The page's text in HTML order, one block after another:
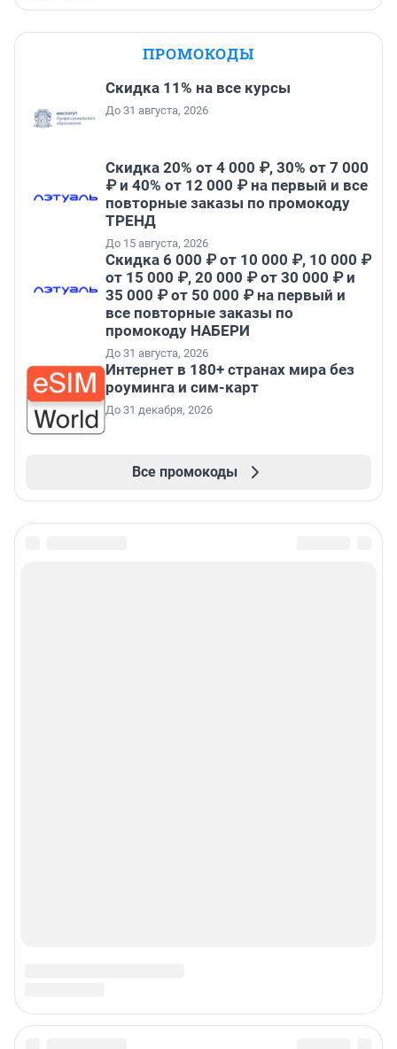
ПРОМОКОДЫ
Скидка 11% на все курсы
До 31 августа, 2026
Скидка 20% от 4 000 ₽, 30% от 7 000
₽ и 40% от 12 000 ₽ на первый и все
повторные заказы по промокоду
ТРЕНД
До 15 августа, 2026
Скидка 6 000 ₽ от 10 000 ₽, 10 000 ₽
от 15 000 ₽, 20 000 ₽ от 30 000 ₽ и
35 000 ₽ от 50 000 ₽ на первый и
все повторные заказы по
промокоду НАБЕРИ
До 31 августа, 2026
Интернет в 180+ странах мира без
роуминга и сим-карт
До 31 декабря, 2026
Все промокоды